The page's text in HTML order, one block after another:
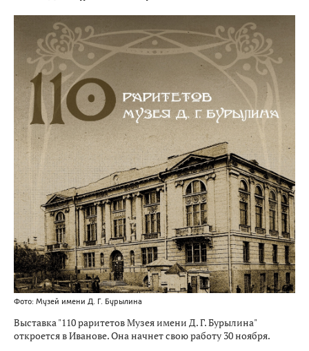
Фото: Музей имени Д. Г. Бурылина
Выставка "110 раритетов Музея имени Д. Г. Бурылина"
откроется в Иванове. Она начнет свою работу 30 ноября.